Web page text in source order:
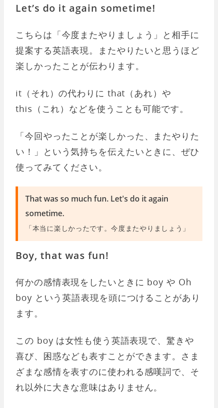
Let’s do it again sometime!
こちらは「今度またやりましょう」と相手に
提案する英語表現。またやりたいと思うほど
楽しかったことが伝わります。
it（それ）の代わりに that（あれ）や
this（これ）などを使うことも可能です。
「今回やったことが楽しかった、またやりた
い！」という気持ちを伝えたいときに、ぜひ
使ってみてください。
That was so much fun. Let's do it again
sometime.
「本当に楽しかったです。今度またやりましょう」
Boy, that was fun!
何かの感情表現をしたいときに boy や Oh
boy という英語表現を頭につけることがあり
ます。
この boy は女性も使う英語表現で、驚きや
喜び、困惑なども表すことができます。さま
ざまな感情を表すのに使われる感嘆詞で、そ
れ以外に大きな意味はありません。